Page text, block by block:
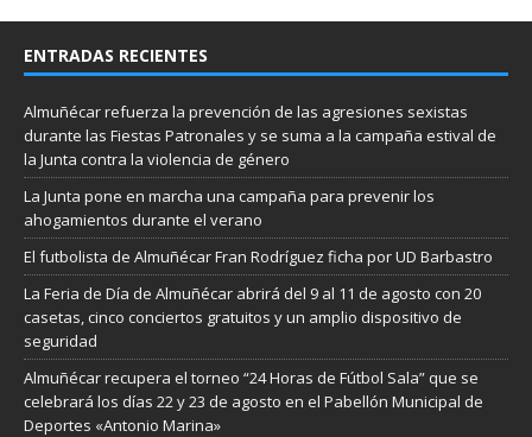
ENTRADAS RECIENTES
Almuñécar refuerza la prevención de las agresiones sexistas
durante las Fiestas Patronales y se suma a la campaña estival de
la Junta contra la violencia de género
La Junta pone en marcha una campaña para prevenir los
ahogamientos durante el verano
El futbolista de Almuñécar Fran Rodríguez ficha por UD Barbastro
La Feria de Día de Almuñécar abrirá del 9 al 11 de agosto con 20
casetas, cinco conciertos gratuitos y un amplio dispositivo de
seguridad
Almuñécar recupera el torneo “24 Horas de Fútbol Sala” que se
celebrará los días 22 y 23 de agosto en el Pabellón Municipal de
Deportes «Antonio Marina»